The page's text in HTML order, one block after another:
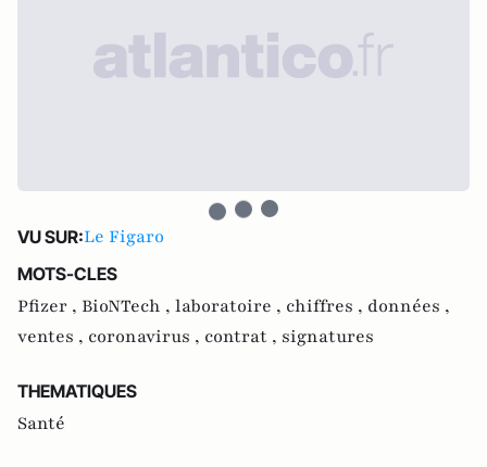
VU SUR:Le Figaro
MOTS-CLES
Pfizer , BioNTech , laboratoire , chiffres , données ,
ventes , coronavirus , contrat , signatures
THEMATIQUES
Santé